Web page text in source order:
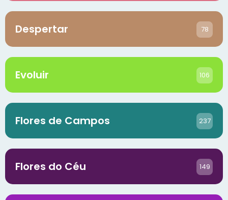
Despertar 78
Evoluir 106
Flores de Campos 237
Flores do Céu 149